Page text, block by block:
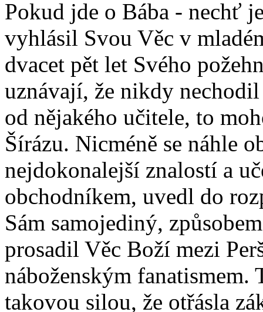
Pokud jde o Bába - nechť
vyhlásil Svou Věc v
dvacet pět let Svého
uznávají, že nikdy
od nějakého učitele, to
Šírázu. Nicméně se náhle
nejdokonalejší znalostí a
obchodníkem, uvedl do
Sám samojediný,
prosadil Věc Boží mezi
náboženským fanatismem.
takovou silou, že otřásla